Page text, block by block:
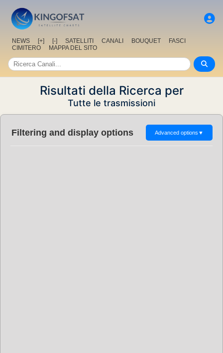
NEWS [+] [-] SATELLITI CANALI BOUQUET
FASCI
CIMITERO
MAPPA DEL SITO
Risultati della Ricerca per
Tutte le trasmissioni
Filtering and display options Advanced options ▼